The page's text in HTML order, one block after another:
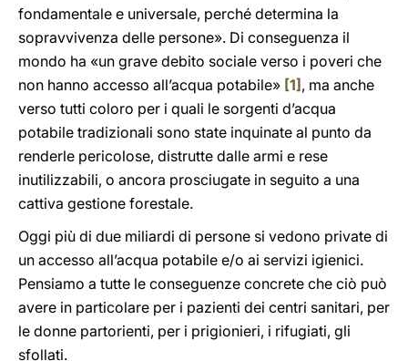
fondamentale e universale, perché determina la
sopravvivenza delle persone». Di conseguenza il
mondo ha «un grave debito sociale verso i poveri che
non hanno accesso all’acqua potabile» [1] , ma anche
verso tutti coloro per i quali le sorgenti d’acqua
potabile tradizionali sono state inquinate al punto da
renderle pericolose, distrutte dalle armi e rese
inutilizzabili, o ancora prosciugate in seguito a una
cattiva gestione forestale.
Oggi più di due miliardi di persone si vedono private di
un accesso all’acqua potabile e/o ai servizi igienici.
Pensiamo a tutte le conseguenze concrete che ciò può
avere in particolare per i pazienti dei centri sanitari, per
le donne partorienti, per i prigionieri, i rifugiati, gli
sfollati.